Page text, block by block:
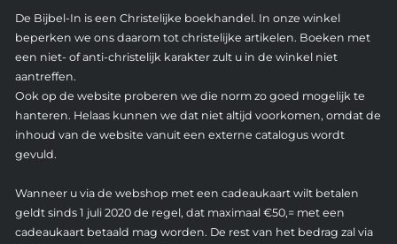
De Bijbel-In is een Christelijke boekhandel. In onze winkel
beperken we ons daarom tot christelijke artikelen. Boeken met
een niet- of anti-christelijk karakter zult u in de winkel niet
aantreffen.
Ook op de website proberen we die norm zo goed mogelijk te
hanteren. Helaas kunnen we dat niet altijd voorkomen, omdat de
inhoud van de website vanuit een externe catalogus wordt
gevuld.
Wanneer u via de webshop met een cadeaukaart wilt betalen
geldt sinds 1 juli 2020 de regel, dat maximaal €50,= met een
cadeaukaart betaald mag worden. De rest van het bedrag zal via